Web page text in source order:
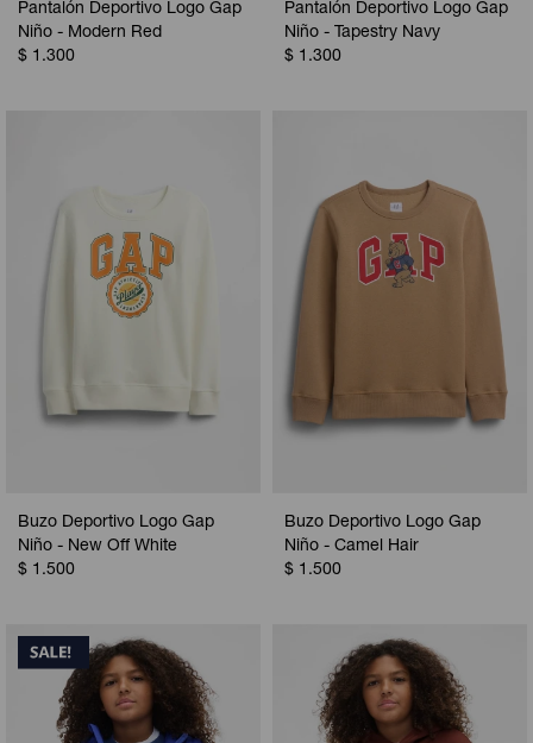
Pantalón Deportivo Logo Gap
Niño - Modern Red
$ 1.300
Pantalón Deportivo Logo Gap
Niño - Tapestry Navy
$ 1.300
Buzo Deportivo Logo Gap
Niño - New Off White
$ 1.500
Buzo Deportivo Logo Gap
Niño - Camel Hair
$ 1.500